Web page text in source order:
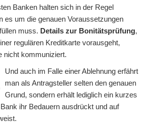
Banken halten sich in der Regel
es um die genauen Voraussetzungen
muss. Details zur Bonitätsprüfung,
regulären Kreditkarte vorausgeht,
nicht kommuniziert.
Und auch im Falle einer Ablehnung erfährt
man als Antragsteller selten den genauen
Grund, sondern erhält lediglich ein kurzes
ihr Bedauern ausdrückt und auf